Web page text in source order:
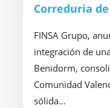
Serco
Correduria
Seguros
Correduria
FINSA Grupo,
integración de
Benidorm,
Comunidad
sólida…